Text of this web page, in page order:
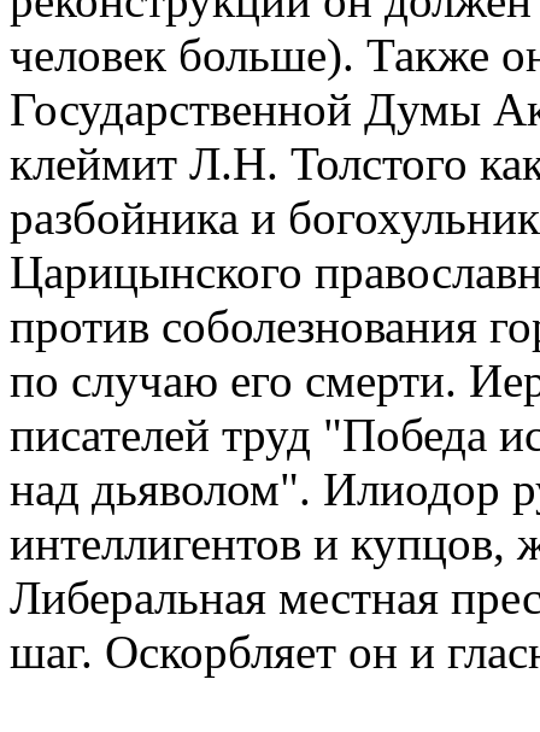
человек больше). Также
Государственной Думы
клеймит Л.Н. Толстого
разбойника и
Царицынского
против соболезнования
по случаю его смерти.
писателей труд "Победа
над дьяволом". Илиодор
интеллигентов и купцов,
Либеральная местная
шаг. Оскорбляет он и